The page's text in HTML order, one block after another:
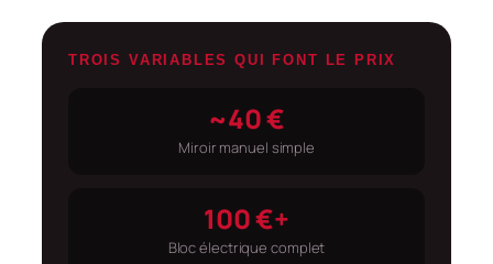
TROIS VARIABLES QUI FONT LE PRIX
~40 €
Miroir manuel simple
100 €+
Bloc électrique complet